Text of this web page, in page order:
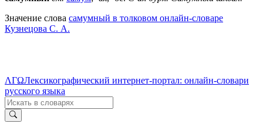
Значение слова самумный в толковом онлайн-словаре
Кузнецова С. А.
ΛΓΩЛексикографический интернет-портал: онлайн-словари
русского языка